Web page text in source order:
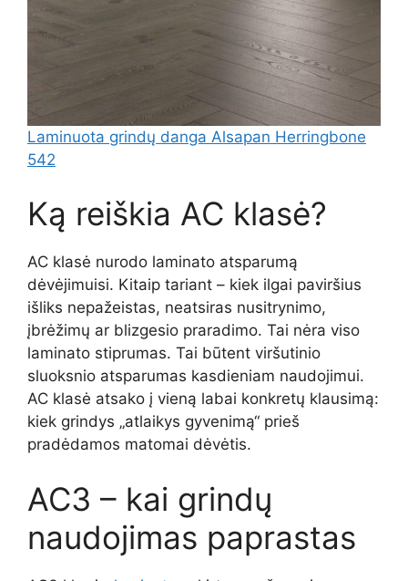
Laminuota grindų danga Alsapan Herringbone
542
Ką reiškia AC klasė?
AC klasė nurodo laminato atsparumą
dėvėjimuisi. Kitaip tariant – kiek ilgai paviršius
išliks nepažeistas, neatsiras nusitrynimo,
įbrėžimų ar blizgesio praradimo. Tai nėra viso
laminato stiprumas. Tai būtent viršutinio
sluoksnio atsparumas kasdieniam naudojimui.
AC klasė atsako į vieną labai konkretų klausimą:
kiek grindys „atlaikys gyvenimą“ prieš
pradėdamos matomai dėvėtis.
AC3 – kai grindų
naudojimas paprastas